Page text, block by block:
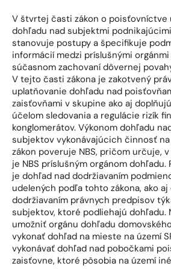
V štvrtej časti zákon o poisťovníctve
dohľadu nad subjektmi
stanovuje postupy a špecifikuje
informácií medzi príslušnými
súčasnom zachovaní dôvernej
V tejto časti zákona je zakotvený
uplatňovanie dohľadu nad
zaisťovňami v skupine ako aj
účelom sledovania a regulácie rizík
konglomerátov. Výkonom dohľadu
subjektov vykonávajúcich činnosť
zákon poveruje NBS, pričom určuje,
je NBS príslušným orgánom
je dohľad nad dodržiavaním
udelených podľa tohto zákona, ako
dodržiavaním právnych predpisov
subjektov, ktoré podliehajú dohľadu.
umožniť orgánu dohľadu
vykonať dohľad na mieste na území
vykonávať dohľad nad pobočkami
zaisťovne, ktoré pôsobia na území